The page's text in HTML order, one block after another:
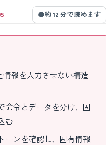
約 12 分で読めます
情報を入力させない構造
命令とデータを分け、固
む
ーンを確認し、固有情報